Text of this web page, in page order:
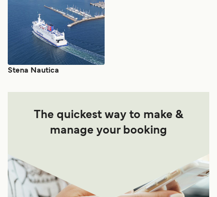
Stena Nautica
The quickest way to make &
manage your booking